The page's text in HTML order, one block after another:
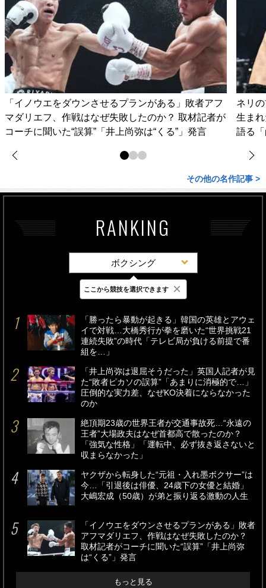
「イノウエをダウンさせるプランがある」敗者アフ
マダリエフ、作戦はなぜ失敗したのか？ 取材記者が
コーチに聞いた“誤算”「井上尚弥は“くる”」発言
ネリ
生ま
語る
その他の名作記事 >
RANKING
ボクシング
最新 24時間 週間
「勝ったら暴動が起きる」韓国の英雄とアウェ
イで対戦…大橋秀行が拳を磨いた“世界挑戦21
連続失敗”の時代「テレビ局が負ける前提で番
組を…」
「井上尚弥は退屈そうだった」英国人記者が見
た“敗者ピカソの誤算”「あまりに消極的で…」
圧倒的な実力差、なぜKO決着にならなかった
のか
絶頂期23歳の世界王者が交通事故死…“永遠の
王者”大場政夫はなぜ首都高で散ったのか？
「強気な性格」「運転中、必ず抜き返さないと
収まらなかった」
ヤクザから転身した“元祖・入れ墨ボクサー”は
今…「引退後は俳優、24歳下の女優と結婚」
大嶋宏成（50歳）が弟と振り返る激動の人生
「イノウエをダウンさせるプランがある」敗者
アフマダリエフ、作戦はなぜ失敗したのか？
取材記者がコーチに聞いた“誤算”「井上尚弥
は“くる”」発言
もっと見る
ここから競技を選択できます ×